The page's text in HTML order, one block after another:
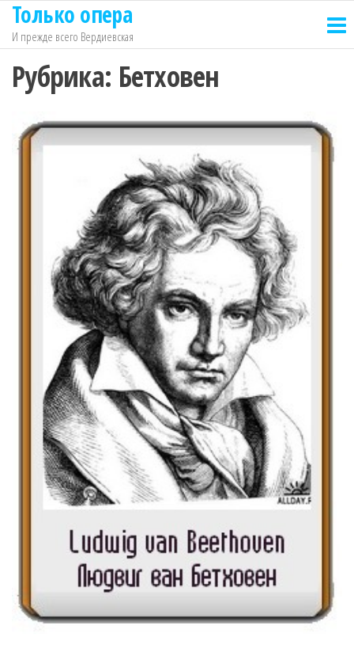
Перейти
содержимому
Только опера
И прежде всего Вердиевская
Рубрика: Бетховен